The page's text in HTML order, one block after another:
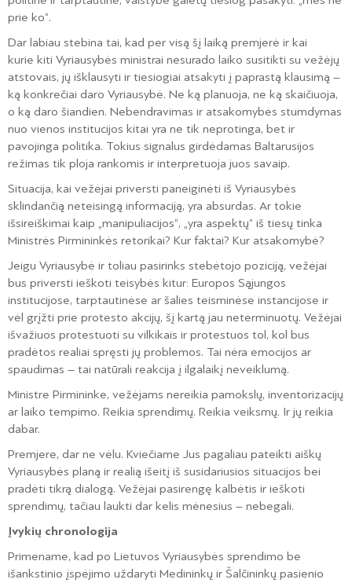
prie ko“.
Dar labiau stebina tai, kad per visą šį laiką premjerė ir kai
kurie kiti Vyriausybės ministrai nesurado laiko susitikti su vežėjų
atstovais, jų išklausyti ir tiesiogiai atsakyti į paprastą klausimą –
ką konkrečiai daro Vyriausybė. Ne ką planuoja, ne ką skaičiuoja,
o ką daro šiandien. Nebendravimas ir atsakomybės stumdymas
nuo vienos institucijos kitai yra ne tik neprotinga, bet ir
pavojinga politika. Tokius signalus girdėdamas Baltarusijos
režimas tik ploja rankomis ir interpretuoja juos savaip.
Situacija, kai vežėjai priversti paneiginėti iš Vyriausybės
sklindančią neteisingą informaciją, yra absurdas. Ar tokie
išsireiškimai kaip „manipuliacijos“, „yra aspektų“ iš tiesų tinka
Ministrės Pirmininkės retorikai? Kur faktai? Kur atsakomybė?
Jeigu Vyriausybė ir toliau pasirinks stebėtojo poziciją, vežėjai
bus priversti ieškoti teisybės kitur: Europos Sąjungos
institucijose, tarptautinėse ar šalies teisminėse instancijose ir
vėl grįžti prie protesto akcijų, šį kartą jau neterminuotų. Vežėjai
išvažiuos protestuoti su vilkikais ir protestuos tol, kol bus
pradėtos realiai spręsti jų problemos. Tai nėra emocijos ar
spaudimas – tai natūrali reakcija į ilgalaikį neveiklumą.
Ministre Pirmininke, vežėjams nereikia pamokslų, inventorizacijų
ar laiko tempimo. Reikia sprendimų. Reikia veiksmų. Ir jų reikia
dabar.
Premjere, dar ne vėlu. Kviečiame Jus pagaliau pateikti aiškų
Vyriausybės planą ir realią išeitį iš susidariusios situacijos bei
pradėti tikrą dialogą. Vežėjai pasirengę kalbėtis ir ieškoti
sprendimų, tačiau laukti dar kelis mėnesius – nebegali.
Įvykių chronologija
Primename, kad po Lietuvos Vyriausybės sprendimo be
išankstinio įspėjimo uždaryti Medininkų ir Šalčininkų pasienio